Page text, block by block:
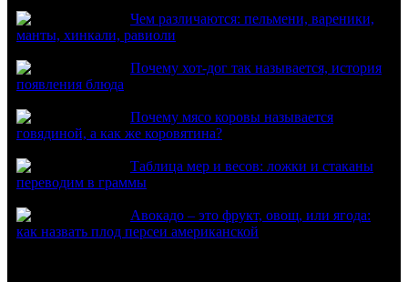
Чем различаются: пельмени, вареники,
манты, хинкали, равиоли
Почему хот-дог так называется, история
появления блюда
Почему мясо коровы называется
говядиной, а как же коровятина?
Таблица мер и весов: ложки и стаканы
переводим в граммы
Авокадо – это фрукт, овощ, или ягода:
как назвать плод персеи американской